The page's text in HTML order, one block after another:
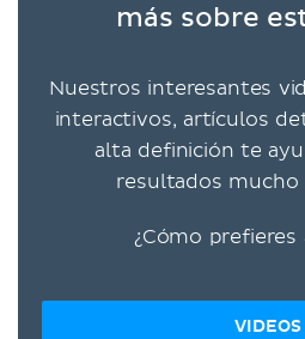
más sobre
Nuestros interesantes
interactivos, artículos
alta definición te
resultados mucho
¿Cómo prefieres
VIDEOS